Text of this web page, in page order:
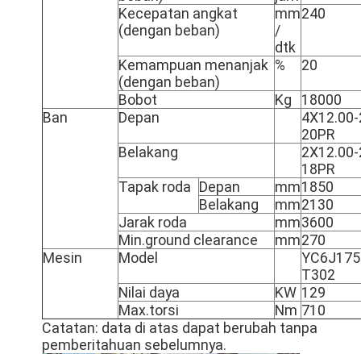
Kecepatan angkat
(dengan beban)
mm
/
dtk
240
Kemampuan menanjak
(dengan beban)
% 20
Bobot Kg
18000
Ban
Depan
20PR
Belakang
18PR
Tapak roda Depan mm1850
Belakang
mm2130
Jarak roda
mm3600
Min.ground clearance
mm270
Mesin
Model
T302
Nilai daya
KW 129
Max.torsi
Nm 710
Catatan: data di atas dapat berubah tanpa
pemberitahuan sebelumnya.